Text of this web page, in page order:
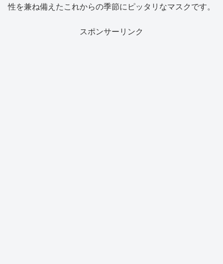
性を兼ね備えたこれからの季節にピッタリなマスクです。
スポンサーリンク